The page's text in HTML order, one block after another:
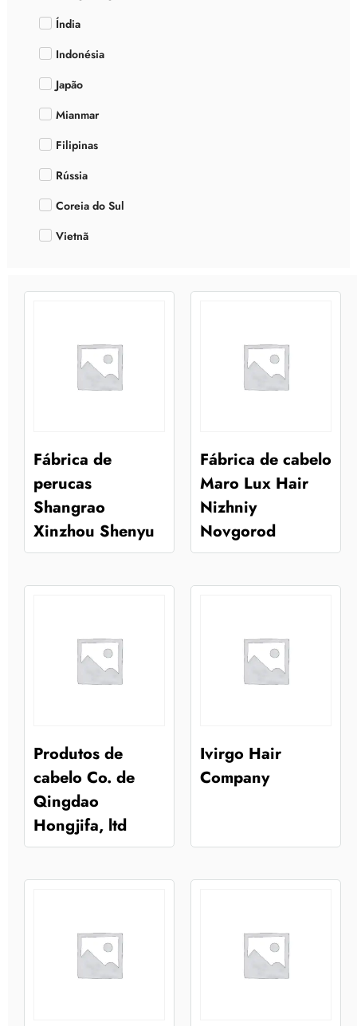
Índia
Indonésia
Japão
Mianmar
Filipinas
Rússia
Coreia do Sul
Vietnã
Fábrica de
perucas
Shangrao
Xinzhou Shenyu
Fábrica de cabelo
Maro Lux Hair
Nizhniy
Novgorod
Produtos de
cabelo Co. de
Qingdao
Hongjifa, ltd
Ivirgo Hair
Company